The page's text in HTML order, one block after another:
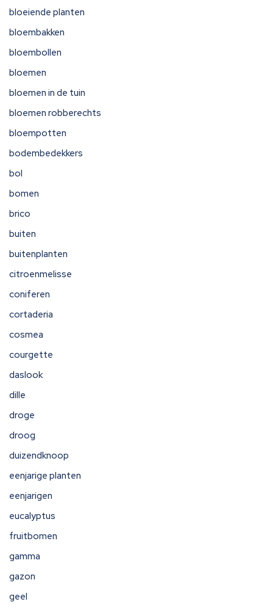
bloeiende planten
bloembakken
bloembollen
bloemen
bloemen in de tuin
bloemen robberechts
bloempotten
bodembedekkers
bol
bomen
brico
buiten
buitenplanten
citroenmelisse
coniferen
cortaderia
cosmea
courgette
daslook
dille
droge
droog
duizendknoop
eenjarige planten
eenjarigen
eucalyptus
fruitbomen
gamma
gazon
geel